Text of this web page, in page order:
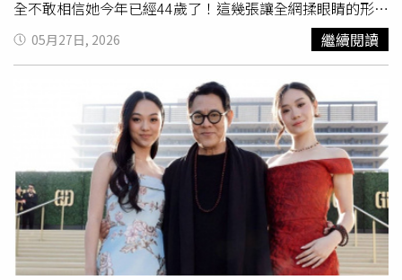
次更顯細緻。「春秋茶藝」專業泡茶師以烹蒸爐盞司茶分
享。（圖／吳德亮攝影）我特別取來1960年代珍藏至今的
台灣珍蘭鐵觀音，以及2008年武夷岩茶大紅袍兩款老茶作
為試驗，經盞中燒水熱壺、置茶焙茶、注水至烹蒸出湯，不
僅茶湯在甌中更顯透亮，陳茶原本的陳味、倉味與雜氣也幾
乎消失殆盡，老茶的丰姿熟韻也幾乎淋漓盡致釋出，兩者更
難得保留了原有的觀音韻與岩骨花香，入口後且霸氣十足，
果然深得明代文士茶之精髓。「春秋茶藝」專業泡茶師以烹
蒸爐盞司茶分享。（圖／吳德亮攝影）爐盞正式問世後，果
然在台灣茶藝界引發熱烈回響，但多數茶人只知其一而不知
其二，或未能深入或多有誤解，且眾說紛紜莫衷一是。而最
早投入研究的資深茶藝教師唐文菁，則特別翻遍古籍針對明
代文士瀹茶細節反覆演繹推敲，再以烹蒸爐盞瀹茶正名為
合約，下半年的財富天花板將在此刻被徹底頂開，迎來合作
項目大賺的黃金高光期。〈生肖羊〉實力兌現，績效獎金入
袋屬羊的朋友，這波金木相合的踏實能量，正精准地落在了
你的「官祿與財帛宮位」。過去大半年，你或許常有一種在
職場上默默流汗、卻總是在為他人作嫁衣裳的委屈感。但請
放心，財神爺已經看見了你的堅持。故事感發生在主管在跨
部門會議上的公開讚賞，或是客戶傳來的那份指定要你負責
的滿意續約。你那無可挑剔的細緻執行力，在此刻化作最強
大的談判籌碼，職場表現被徹底看見。本周非常適合你順理
成章地談論加薪與福利，原本延遲的專案分紅與豐厚績效獎
金將在此刻穩穩入袋，讓你的正財運勢迎來最踏實的回流。
〈生肖豬〉慧眼獨具，精准佈局迎財屬豬的朋友，你的財氣
帶有一種隨緣生活的優雅，但在這周，金星的直接眷顧將讓
全不敢相信她今年已經44歲了！這幾張讓全網揉眼睛的形象
照，最絕的地方在於她那種完全不費力的「鬆弛感抗老」。
她身穿藍色撞色球衣、頭戴棒球帽，下半身卻大膽混搭了充
滿少女感的荷葉邊吊帶褲，這種把小男孩的率性與小女孩的
甜美揉碎再重組的「無齡感穿搭」，正是2026年最頂級的
減齡公式。她用視覺直接打破了年齡的框架，證明了真正的
童顏不是刻意去裝嫩，而是美到讓人根本分不出來她到底幾
歲。（圖／取自安達祐實IG）除了神級穿搭，安達祐實這次
在妝髮上的細節，更是所有女生都該筆記的「高段位偽素
顏」範本！她換掉了過去俐落的直短髮，改以帶有空氣感的
精靈系短髮亮相，完美模糊掉下巴線條；彩妝部分更實踐了
今年最紅的「純欲氛圍感」，把重點放在眼底到顴骨上方的
「膨脹色腮紅」，這種彷彿從肌底自然透出的紅暈，不僅把
05月27日, 2026 繼續閱讀